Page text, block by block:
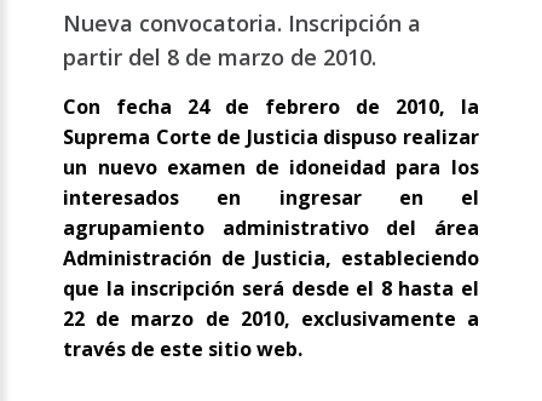
Nueva convocatoria. Inscripción a
partir del 8 de marzo de 2010.
Con fecha 24 de febrero de 2010, la
Suprema Corte de Justicia dispuso realizar
un nuevo examen de idoneidad para los
interesados en ingresar en el
agrupamiento administrativo del área
Administración de Justicia, estableciendo
que la inscripción será desde el 8 hasta el
22 de marzo de 2010, exclusivamente a
través de este sitio web.